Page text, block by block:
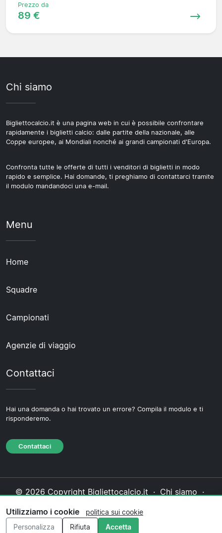
Prezzo da
89 €
Chi siamo
Bigliettocalcio.it è una pagina web in cui è possibile confrontare
rapidamente i biglietti calcio: dalle partite della nazionale, alle
Coppe europee, ai Mondiali nonché ai grandi campionati d'Europa.
Confronta tutte le offerte di tutti i venditori di biglietti in modo
rapido e semplice. Hai domande, ti preghiamo di contattarci tramite
il modulo mandandoci una e-mail.
Menu
Home
Squadre
Campionati
Agenzie di viaggio
Contattaci
Hai una domanda o hai trovato un errore? Compila il modulo e ti
risponderemo.
Contattaci
© 2026 Copyright Bigliettocalcio.it · Chi siamo ·
cookie·Politica editoriale
Utilizziamo i cookie
politica sui cookie
Personalizza
Rifiuta Accetta